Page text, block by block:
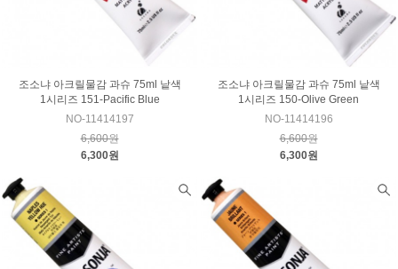
조소냐 아크릴물감 과슈 75ml 낱색
1시리즈 151-Pacific Blue
NO-11414197
6,600원
6,300원
조소냐 아크릴물감 과슈 75ml 낱색
1시리즈 150-Olive Green
NO-11414196
6,600원
6,300원